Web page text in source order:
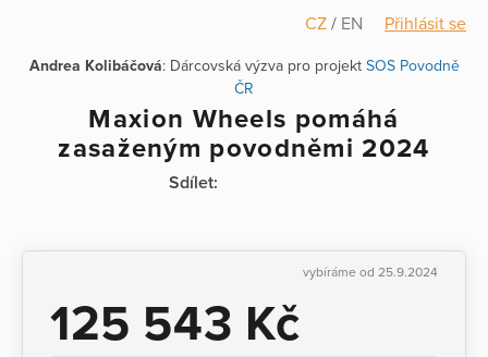
CZ / EN Přihlásit se
Andrea Kolibáčová: Dárcovská výzva pro projekt SOS Povodně
ČR
Maxion Wheels pomáhá
zasaženým povodněmi 2024
Sdílet:
vybíráme od 25.9.2024
125 543 Kč